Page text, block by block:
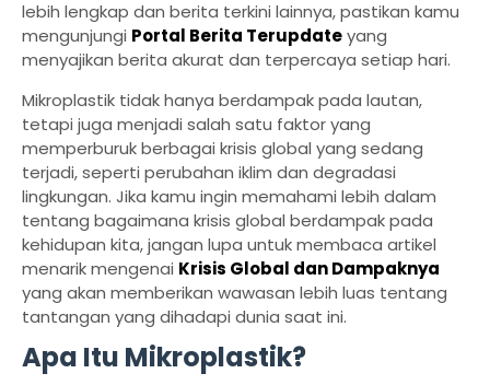
lebih lengkap dan berita terkini lainnya, pastikan kamu
mengunjungi Portal Berita Terupdateyang
menyajikan berita akurat dan terpercaya setiap hari.
Mikroplastik tidak hanya berdampak pada lautan,
tetapi juga menjadi salah satu faktor yang
memperburuk berbagai krisis global yang sedang
terjadi, seperti perubahan iklim dan degradasi
lingkungan. Jika kamu ingin memahami lebih dalam
tentang bagaimana krisis global berdampak pada
kehidupan kita, jangan lupa untuk membaca artikel
menarik mengenai Krisis Global dan Dampaknya
yang akan memberikan wawasan lebih luas tentang
tantangan yang dihadapi dunia saat ini.
Apa Itu Mikroplastik?